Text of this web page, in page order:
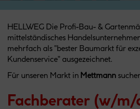
HELLWEG Die Profi-Bau- &
mittelständisches
mehrfach als "bester Baumarkt für
Kundenservice" ausgezeichnet.
Für unseren Markt in Mettmann
Fachberater (w/m/